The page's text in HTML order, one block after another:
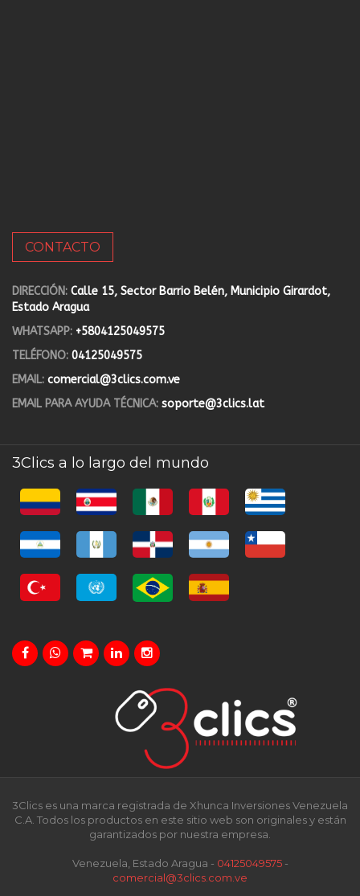
CONTACTO
DIRECCIÓN: Calle 15, Sector Barrio Belén, Municipio Girardot,
Estado Aragua
WHATSAPP: +5804125049575
TELÉFONO: 04125049575
EMAIL: comercial@3clics.com.ve
EMAIL PARA AYUDA TÉCNICA: soporte@3clics.lat
3Clics a lo largo del mundo
3Clics es una marca registrada de Xhunca Inversiones Venezuela
C.A. Todos los productos en este sitio web son originales y están
garantizados por nuestra empresa.
Venezuela, Estado Aragua - 04125049575-
comercial@3clics.com.ve